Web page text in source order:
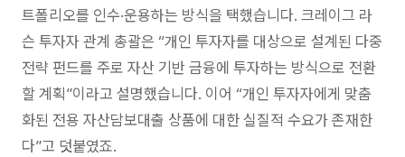
트폴리오를 인수·운용하는 방식을 택했습니다. 크레이그 라
슨 투자자 관계 총괄은 “개인 투자자를 대상으로 설계된 다중
전략 펀드를 주로 자산 기반 금융에 투자하는 방식으로 전환
할 계획”이라고 설명했습니다. 이어 “개인 투자자에게 맞춤
화된 전용 자산담보대출 상품에 대한 실질적 수요가 존재한
다”고 덧붙였죠.